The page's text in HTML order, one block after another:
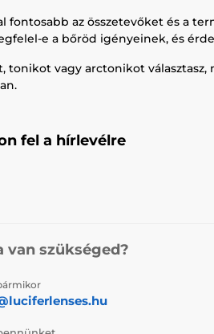
fontosabb az összetevőket és a
e a bőröd igényeinek, és
tonikot vagy arctonikot
fel a hírlevélre
van szükséged?